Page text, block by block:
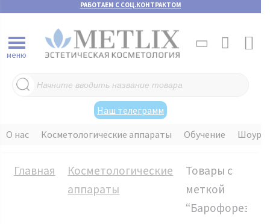
РАБОТАЕМ С СОЦ.КОНТРАКТОМ
Поиск
товаров
Наш телеграмм
меню
О нас Косметологические аппараты Обучение
Главная
Косметологические
аппараты
Товары с
меткой
“Барофорез”